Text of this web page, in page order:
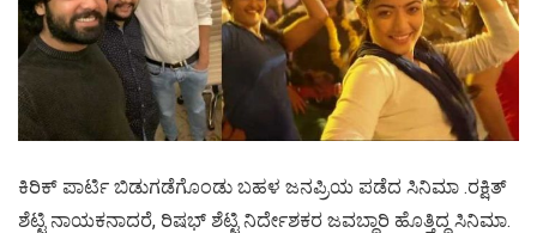
ಕಿರಿಕ್ ಪಾರ್ಟಿ ಬಿಡುಗಡೆಗೊಂಡು ಬಹಳ ಜನಪ್ರಿಯ ಪಡೆದ ಸಿನಿಮಾ .ರಕ್ಷಿತ್
ಶೆಟ್ಟಿ ನಾಯಕನಾದರೆ, ರಿಷಭ್ ಶೆಟ್ಟಿ ನಿರ್ದೇಶಕರ ಜವಬ್ದಾರಿ ಹೊತ್ತಿದ್ದ ಸಿನಿಮಾ.